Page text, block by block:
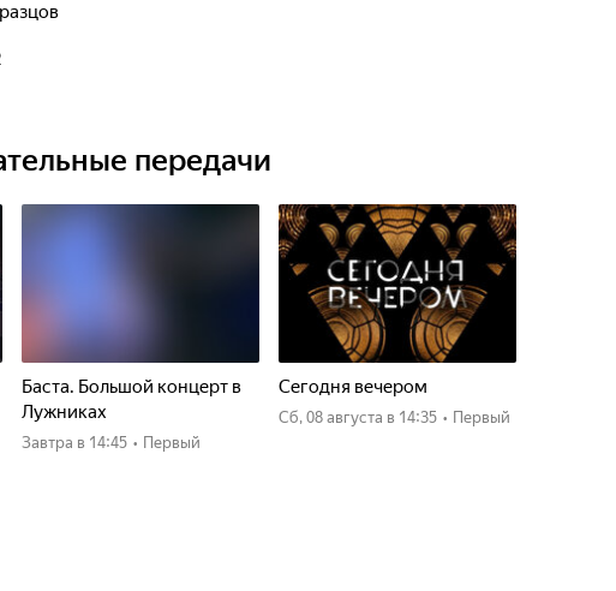
передачи
Баста. Большой концерт в
Лужниках
Завтра в 14:45 • Первый
Сегодня вечером
сб, 08 августа в 14:35 • Первый